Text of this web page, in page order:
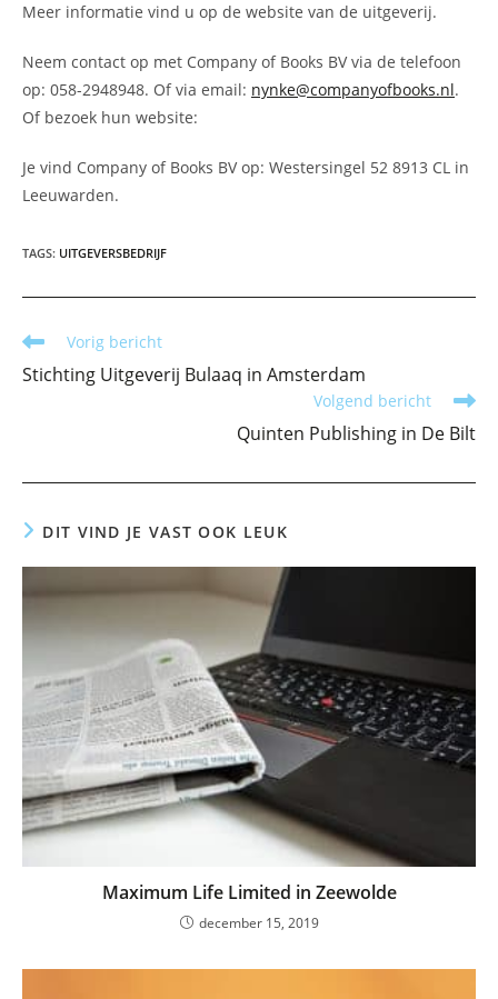
Meer informatie vind u op de website van de uitgeverij.
Neem contact op met Company of Books BV via de telefoon
op: 058-2948948. Of via email: nynke@companyofbooks.nl.
Of bezoek hun website:
Je vind Company of Books BV op: Westersingel 52 8913 CL in
Leeuwarden.
TAGS: UITGEVERSBEDRIJF
Lees
meer
artikelen
Vorig bericht
Stichting Uitgeverij Bulaaq in Amsterdam
Volgend bericht
Quinten Publishing in De Bilt
DIT VIND JE VAST OOK LEUK
Maximum Life Limited in Zeewolde
december 15, 2019